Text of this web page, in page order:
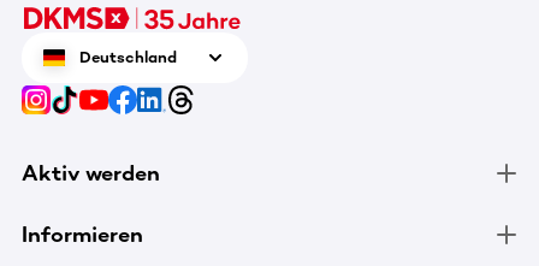
Deutschland
Aktiv werden
Informieren